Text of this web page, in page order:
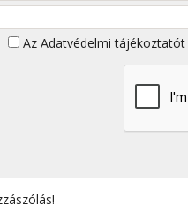
Az Adatvédelmi tájékoztatót